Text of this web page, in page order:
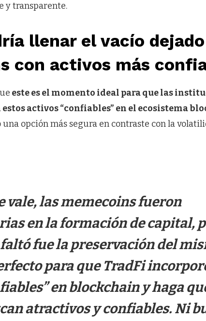
y transparente.
llenar el vacío
con activos más
este es el momento ideal para que las
activos “confiables” en el ecosistema
opción más segura en contraste con la
vale, las memecoins fueron
en la formación de capital,
fue la preservación del
para que TradFi
en blockchain y haga
atractivos y confiables. Ni